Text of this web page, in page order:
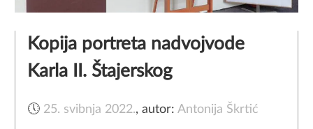
Kopija portreta nadvojvode
Karla II. Štajerskog
🕔 25. svibnja 2022.,autor:Antonija Škrtić